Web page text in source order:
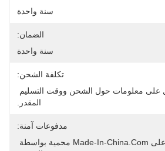
سنة واحدة
الضمان:
سنة واحدة
تكلفة الشحن:
المقدر.
مدفوعات آمنة: